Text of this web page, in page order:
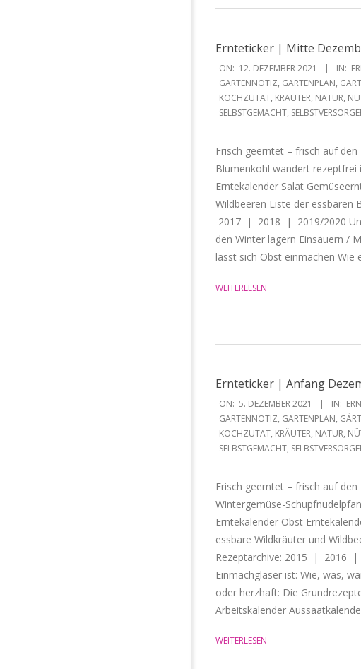
Ernteticker | Mitte
2021-
12-
12
ON: 12. DEZEMBER 2021 IN:
GARTENNOTIZ, GARTENPLAN,
KOCHZUTAT, KRÄUTER, NATUR,
SELBSTGEMACHT,
Frisch geerntet – frisch auf
Blumenkohl wandert rezeptfrei
Erntekalender Salat
Wildbeeren Liste der essbaren
2017 | 2018 | 2019/2020 Und
den Winter lagern Einsäuern /
lässt sich Obst einmachen Wie
WEITERLESEN
Ernteticker | Anfang
2021-
12-
05
ON: 5. DEZEMBER 2021 IN:
GARTENNOTIZ, GARTENPLAN,
KOCHZUTAT, KRÄUTER, NATUR,
SELBSTGEMACHT,
Frisch geerntet – frisch auf
Wintergemüse-
Erntekalender Obst
essbare Wildkräuter und
Rezeptarchive: 2015 | 2016
Einmachgläser ist: Wie, was,
oder herzhaft: Die
Arbeitskalender
WEITERLESEN